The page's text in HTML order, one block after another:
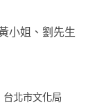
小姐、劉先生
台北市文化局